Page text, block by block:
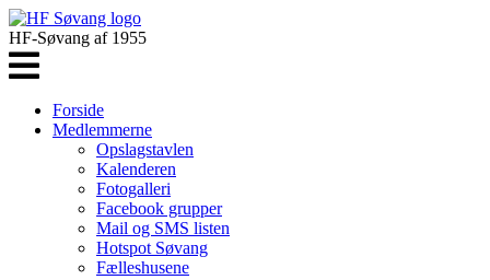
HF-Søvang af 1955
Forside
Medlemmerne
Opslagstavlen
Kalenderen
Fotogalleri
Facebook grupper
Mail og SMS listen
Hotspot Søvang
Fælleshusene